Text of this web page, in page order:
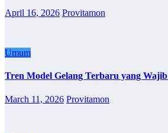
April 16, 2026 Provitamon
Umum
Tren Model Gelang Terbaru yang
March 11, 2026 Provitamon